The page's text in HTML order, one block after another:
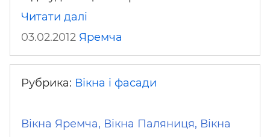
Читати далі
03.02.2012 Яремча
Рубрика: Вікна і фасади
Вікна Яремча, Вікна Паляниця, Вікна